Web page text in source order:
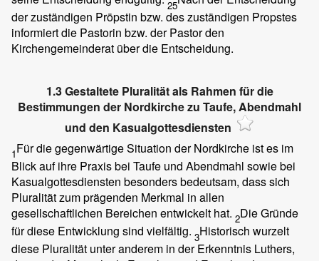
25
der zuständigen Pröpstin bzw. des zuständigen Propstes
informiert die Pastorin bzw. der Pastor den
Kirchengemeinderat über die Entscheidung.
1.3 Gestaltete Pluralität als Rahmen für die
Bestimmungen der Nordkirche zu Taufe, Abendmahl
und den Kasualgottesdiensten
1Für die gegenwärtige Situation der Nordkirche ist es im
Blick auf ihre Praxis bei Taufe und Abendmahl sowie bei
Kasualgottesdiensten besonders bedeutsam, dass sich
Pluralität zum prägenden Merkmal in allen
gesellschaftlichen Bereichen entwickelt hat. 2Die Gründe
für diese Entwicklung sind vielfältig. 3Historisch wurzelt
diese Pluralität unter anderem in der Erkenntnis Luthers,